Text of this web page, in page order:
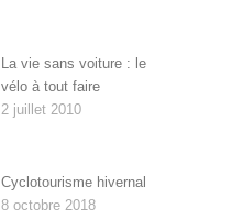
La vie sans voiture : le
vélo à tout faire
2 juillet 2010
Cyclotourisme hivernal
8 octobre 2018